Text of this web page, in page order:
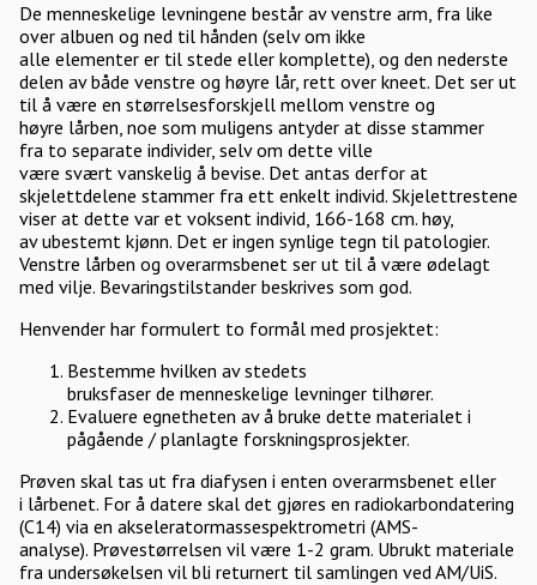
De menneskelige levningene består av venstre arm, fra like
over albuen og ned til hånden (selv om ikke
alle elementer er til stede eller komplette), og den nederste
delen av både venstre og høyre lår, rett over kneet. Det ser ut
til å være en størrelsesforskjell mellom venstre og
høyre lårben, noe som muligens antyder at disse stammer
fra to separate individer, selv om dette ville
være svært vanskelig å bevise. Det antas derfor at
skjelettdelene stammer fra ett enkelt individ. Skjelettrestene
viser at dette var et voksent individ, 166-168 cm. høy,
av ubestemt kjønn. Det er ingen synlige tegn til patologier.
Venstre lårben og overarmsbenet ser ut til å være ødelagt
med vilje. Bevaringstilstander beskrives som god.
Henvender har formulert to formål med prosjektet:
Bestemme hvilken av stedets
bruksfaser de menneskelige levninger tilhører.
Evaluere egnetheten av å bruke dette materialet i
pågående / planlagte forskningsprosjekter.
Prøven skal tas ut fra diafysen i enten overarmsbenet eller
i lårbenet. For å datere skal det gjøres en radiokarbondatering
(C14) via en akseleratormassespektrometri (AMS-
analyse). Prøvestørrelsen vil være 1-2 gram. Ubrukt materiale
fra undersøkelsen vil bli returnert til samlingen ved AM/UiS.